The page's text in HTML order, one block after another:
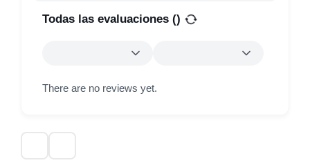
Todas las evaluaciones ()
There are no reviews yet.